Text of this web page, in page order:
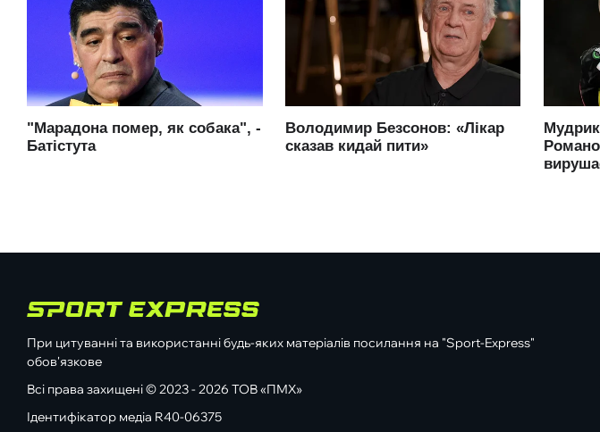
При цитуванні та використанні будь-яких матеріалів посилання на "Sport-Express"
обов'язкове
Всі права захищені © 2023 - 2026 ТОВ «ПМХ»
Ідентифікатор медіа R40-06375